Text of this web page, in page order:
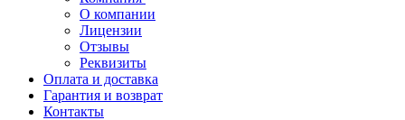
О компании
Лицензии
Отзывы
Реквизиты
Оплата и доставка
Гарантия и возврат
Контакты